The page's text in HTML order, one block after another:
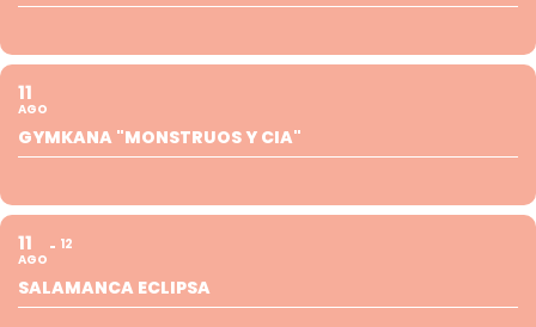
11
AGO
GYMKANA "MONSTRUOS Y CIA"
11
AGO
12
SALAMANCA ECLIPSA